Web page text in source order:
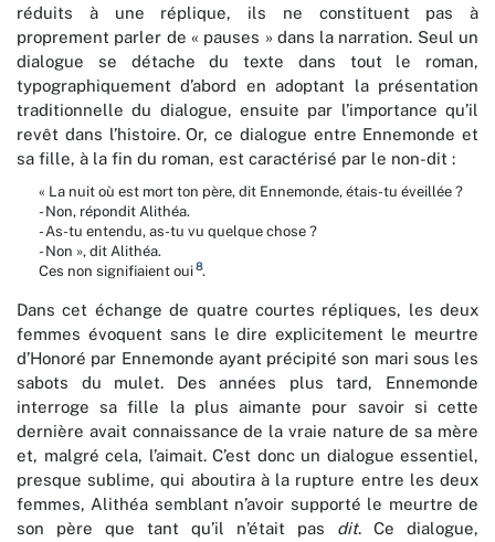
réduits à une réplique, ils ne constituent pas à
proprement parler de « pauses » dans la narration. Seul un
dialogue se détache du texte dans tout le roman,
typographiquement d’abord en adoptant la présentation
traditionnelle du dialogue, ensuite par l’importance qu’il
revêt dans l’histoire. Or, ce dialogue entre Ennemonde et
sa fille, à la fin du roman, est caractérisé par le non-dit :
« La nuit où est mort ton père, dit Ennemonde, étais-tu éveillée ?
- Non, répondit Alithéa.
- As-tu entendu, as-tu vu quelque chose ?
- Non », dit Alithéa.
Ces non signifiaient oui8.
Dans cet échange de quatre courtes répliques, les deux
femmes évoquent sans le dire explicitement le meurtre
d’Honoré par Ennemonde ayant précipité son mari sous les
sabots du mulet. Des années plus tard, Ennemonde
interroge sa fille la plus aimante pour savoir si cette
dernière avait connaissance de la vraie nature de sa mère
et, malgré cela, l’aimait. C’est donc un dialogue essentiel,
presque sublime, qui aboutira à la rupture entre les deux
femmes, Alithéa semblant n’avoir supporté le meurtre de
son père que tant qu’il n’était pas dit. Ce dialogue,